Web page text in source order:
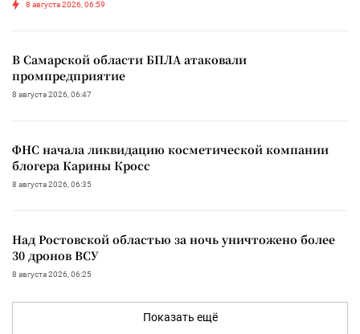
8 августа 2026, 06:59
В Самарской области БПЛА атаковали
промпредприятие
8 августа 2026, 06:47
ФНС начала ликвидацию косметической компании
блогера Карины Кросс
8 августа 2026, 06:35
Над Ростовской областью за ночь уничтожено более
30 дронов ВСУ
8 августа 2026, 06:25
Показать ещё